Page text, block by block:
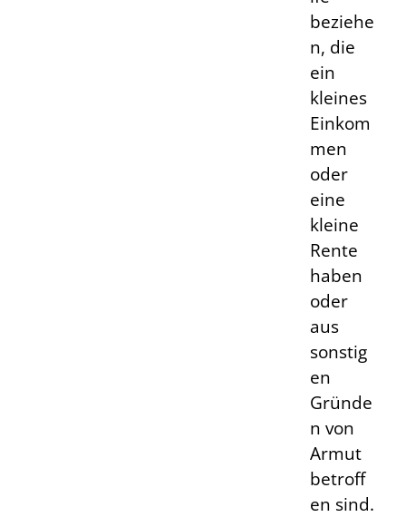
beziehe
n, die
ein
kleines
Einkom
men
oder
eine
kleine
Rente
haben
oder
aus
sonstig
en
Gründe
n von
Armut
betroff
en sind.